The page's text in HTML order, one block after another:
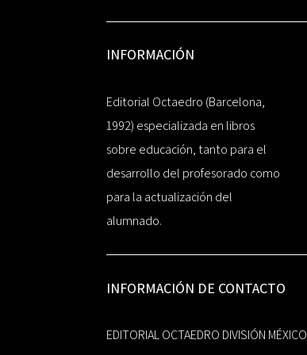
INFORMACIÓN
Editorial Octaedro (Barcelona,
1992) especializada en libros
sobre educación, tanto para el
desarrollo del profesorado como
para la actualización del
alumnado.
INFORMACIÓN DE CONTACTO
EDITORIAL OCTAEDRO DIVISIÓN MÉXICO